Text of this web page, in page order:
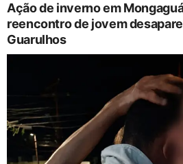
Ação de inverno em
reencontro de jovem
Guarulhos